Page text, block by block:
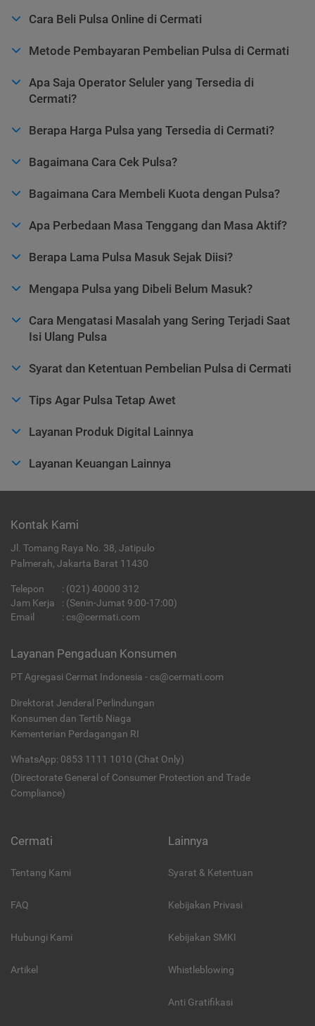
Cara Beli Pulsa Online di Cermati
Metode Pembayaran Pembelian Pulsa di Cermati
Apa Saja Operator Seluler yang Tersedia di
Cermati?
Berapa Harga Pulsa yang Tersedia di Cermati?
Bagaimana Cara Cek Pulsa?
Bagaimana Cara Membeli Kuota dengan Pulsa?
Apa Perbedaan Masa Tenggang dan Masa Aktif?
Berapa Lama Pulsa Masuk Sejak Diisi?
Mengapa Pulsa yang Dibeli Belum Masuk?
Cara Mengatasi Masalah yang Sering Terjadi Saat
Isi Ulang Pulsa
Syarat dan Ketentuan Pembelian Pulsa di Cermati
Tips Agar Pulsa Tetap Awet
Layanan Produk Digital Lainnya
Layanan Keuangan Lainnya
Kontak Kami
Jl. Tomang Raya No. 38, Jatipulo
Palmerah, Jakarta Barat 11430
Telepon : (021) 40000 312
Jam Kerja
: (Senin-Jumat 9:00-17:00)
Email
: cs@cermati.com
Layanan Pengaduan Konsumen
PT Agregasi Cermat Indonesia - cs@cermati.com
Direktorat Jenderal Perlindungan
Konsumen dan Tertib Niaga
Kementerian Perdagangan RI
WhatsApp: 0853 1111 1010 (Chat Only)
(Directorate General of Consumer Protection and Trade
Compliance)
Cermati
Tentang Kami
FAQ
Hubungi Kami
Artikel
Lainnya
Syarat & Ketentuan
Kebijakan Privasi
Kebijakan SMKI
Whistleblowing
Anti Gratifikasi